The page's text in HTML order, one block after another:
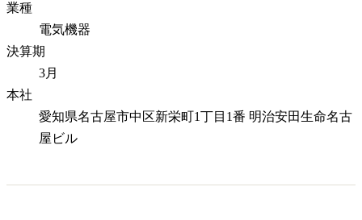
業種
電気機器
決算期
3月
本社
愛知県名古屋市中区新栄町1丁目1番 明治安田生命名古
屋ビル